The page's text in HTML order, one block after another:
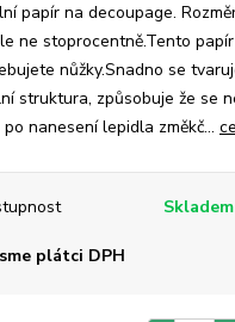
papír na decoupage.
ne stoprocentně.Tento
nůžky.Snadno se
struktura, způsobuje že se
nanesení lepidla změkč...
plátci DPH